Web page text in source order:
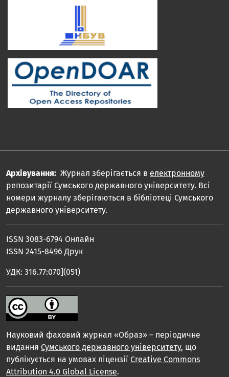
Архівування: Журнал зберігається в електронному
репозитарії Сумського державного університету. Всі
номери журналу зберігаються в бібліотеці Сумського
державного університету.
ISSN 3083-6794 Онлайн
ISSN 2415-8496 Друк
УДК: 316.77:070](051)
Науковий фаховий журнал «Образ» – періодичне
видання Сумського державного університету, що
публікується на умовах ліцензії Creative Commons
Attribution 4.0 Global License.